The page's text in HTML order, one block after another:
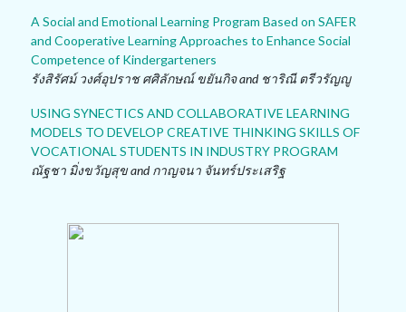
A Social and Emotional Learning Program Based on SAFER
and Cooperative Learning Approaches to Enhance Social
Competence of Kindergarteners
รังสิรัศม์ วงศ์อุปราช ศศิลักษณ์ ขยันกิจ and ชาริณี ตรีวรัญญู
USING SYNECTICS AND COLLABORATIVE LEARNING
MODELS TO DEVELOP CREATIVE THINKING SKILLS OF
VOCATIONAL STUDENTS IN INDUSTRY PROGRAM
ณัฐชา มิ่งขวัญสุข and กาญจนา จันทร์ประเสริฐ